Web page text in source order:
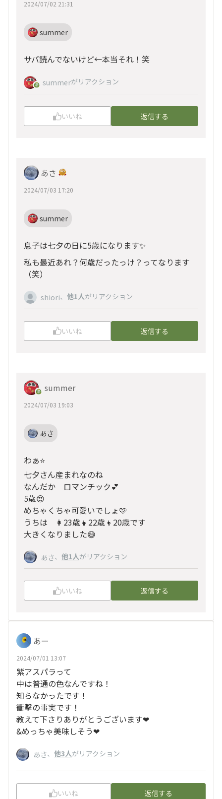
2024/07/02 21:31
summer
サバ読んでないけど←本当それ！笑
summerがリアクション
いいね 返信する
あさ
2024/07/03 17:20
summer
息子は七夕の日に5歳になります✨
私も最近あれ？何歳だったっけ？ってなります
（笑）
shiori、 他1人がリアクション
いいね 返信する
summer
2024/07/03 19:03
あさ
わぁ⭐️
七夕さん産まれなのね
なんだか ロマンチック💕
5歳😍
めちゃくちゃ可愛いでしょ🩷
うちは 👩23歳👦22歳👦20歳です
大きくなりました😅
あさ、 他1人がリアクション
いいね 返信する
あー
2024/07/01 13:07
紫アスパラって
中は普通の色なんですね！
知らなかったです！
衝撃の事実です！
教えて下さりありがとうございます❤
&めっちゃ美味しそう❤
あさ、 他3人がリアクション
いいね 返信する